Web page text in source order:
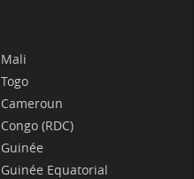
Mali
Togo
Cameroun
Congo (RDC)
Guinée
Guinée Equatorial